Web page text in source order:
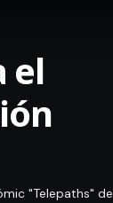
el
"Telepaths" de